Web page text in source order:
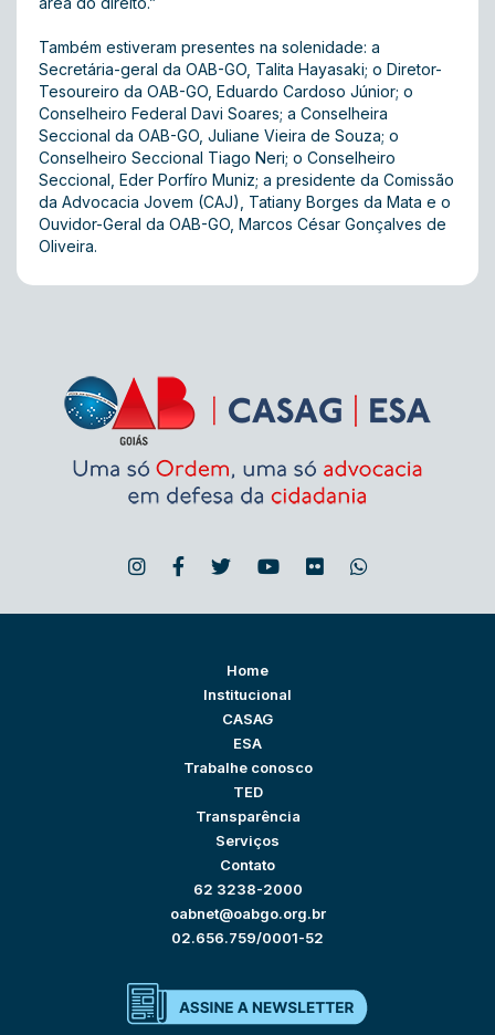
Também estiveram presentes na solenidade: a
Secretária-geral da OAB-GO, Talita Hayasaki; o Diretor-
Tesoureiro da OAB-GO, Eduardo Cardoso Júnior; o
Conselheiro Federal Davi Soares; a Conselheira
Seccional da OAB-GO, Juliane Vieira de Souza; o
Conselheiro Seccional Tiago Neri; o Conselheiro
Seccional, Eder Porfíro Muniz; a presidente da Comissão
da Advocacia Jovem (CAJ), Tatiany Borges da Mata e o
Ouvidor-Geral da OAB-GO, Marcos César Gonçalves de
Oliveira.
Home
Institucional
CASAG
ESA
Trabalhe conosco
TED
Transparência
Serviços
Contato
62 3238-2000
oabnet@oabgo.org.br
02.656.759/0001-52